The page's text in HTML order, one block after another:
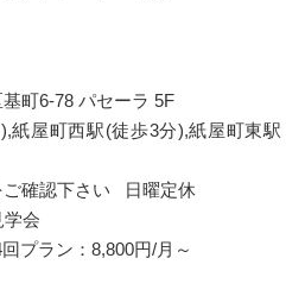
町6-78 パセーラ 5F
紙屋町西駅(徒歩3分),紙屋町東駅
ご確認下さい 日曜定休
会
プラン：8,800円/月～